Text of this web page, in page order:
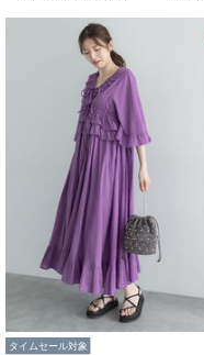
タイムセール対象